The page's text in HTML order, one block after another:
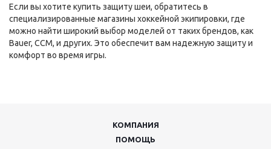
Если вы хотите купить защиту шеи, обратитесь в
специализированные магазины хоккейной экипировки, где
можно найти широкий выбор моделей от таких брендов, как
Bauer, CCM, и других. Это обеспечит вам надежную защиту и
комфорт во время игры.
КОМПАНИЯ
ПОМОЩЬ